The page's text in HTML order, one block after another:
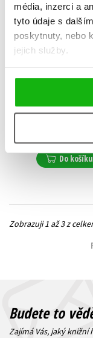
média, inzerci a
tyto údaje s
poskytnuty, nebo
jejich služby.
polepšit
Do košíku
Zobrazuji 1 až 3 z
Budete to
Zajímá Vás, jaký